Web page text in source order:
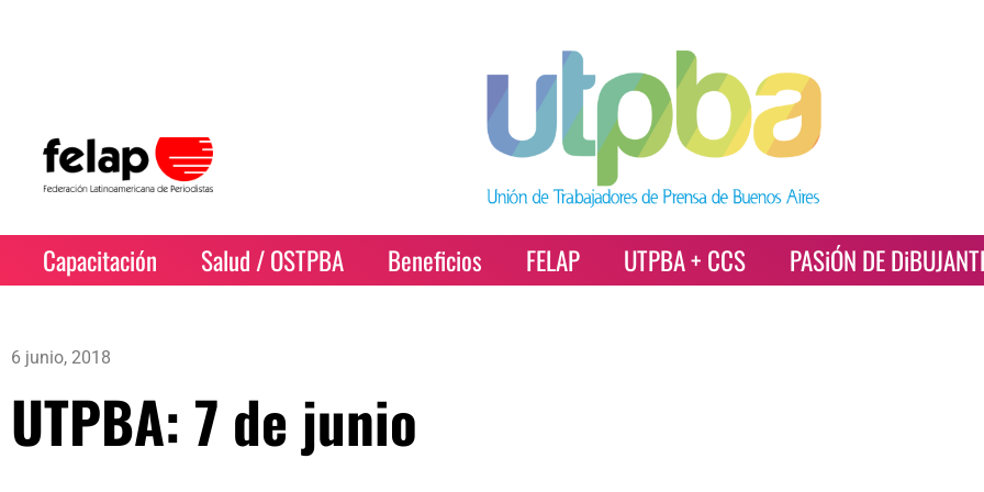
Capacitación Salud / OSTPBA Beneficios FELAP UTPBA + CCS PASiÓN DE
6 junio, 2018
UTPBA: 7 de junio